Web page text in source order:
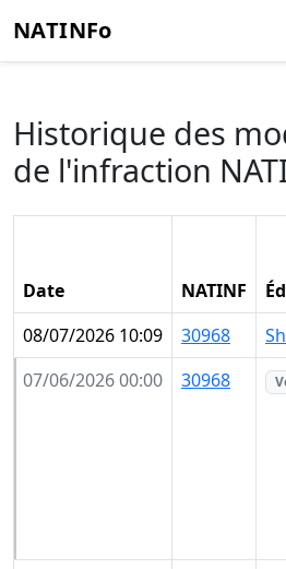
NATINFo
Historique des
de l'infraction
Date NATINF
08/07/2026 10:09
30968
07/06/2026 00:00
30968